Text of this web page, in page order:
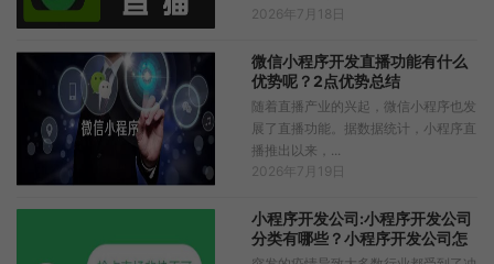
2026年7月18日
微信小程序开发直播功能有什么
优势呢？2点优势总结
随着直播产业的兴起，微信小程序也发
展了直播功能。据数据统计，小程序直
播推出以来，...
2026年7月19日
小程序开发公司:小程序开发公司
分类有哪些？小程序开发公司怎
么选？